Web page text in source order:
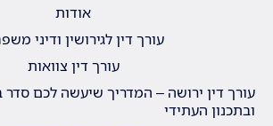
אודות
עורך דין לגירושין ודיני
עורך דין צוואות
עורך דין ירושה – המדריך שיעשה לכם סדר
ובתכנון העתידי